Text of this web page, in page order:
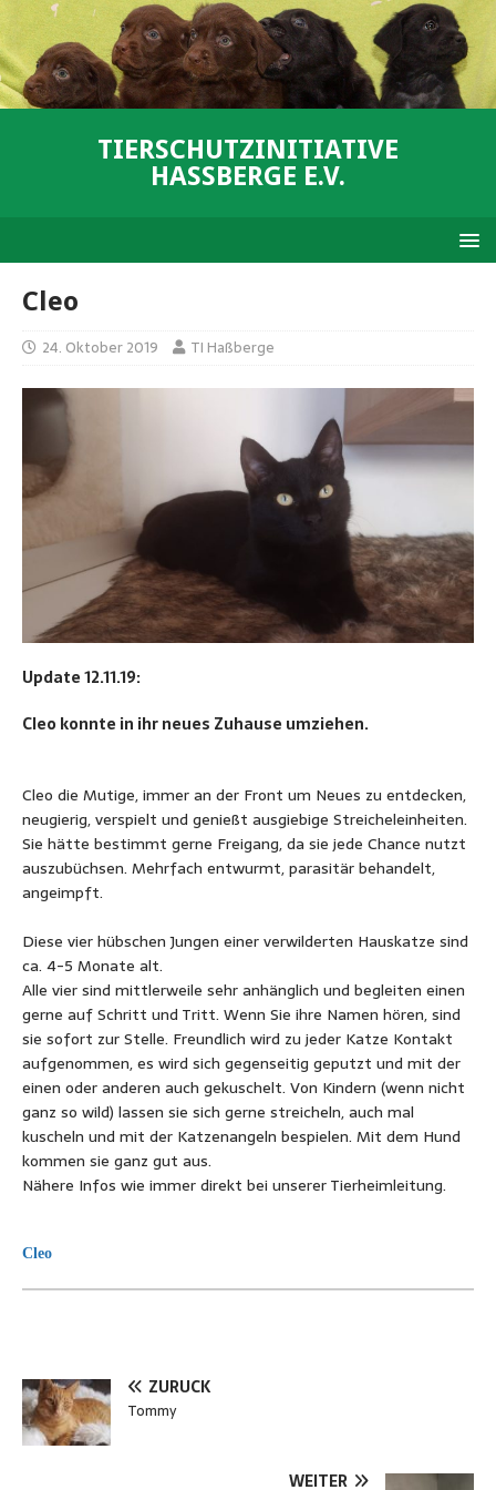
TIERSCHUTZINITIATIVE
HASSBERGE E.V.
Cleo
24. Oktober 2019 TI Haßberge
Update 12.11.19:
Cleo konnte in ihr neues Zuhause umziehen.
Cleo die Mutige, immer an der Front um Neues zu entdecken,
neugierig, verspielt und genießt ausgiebige Streicheleinheiten.
Sie hätte bestimmt gerne Freigang, da sie jede Chance nutzt
auszubüchsen. Mehrfach entwurmt, parasitär behandelt,
angeimpft.
Diese vier hübschen Jungen einer verwilderten Hauskatze sind
ca. 4-5 Monate alt.
Alle vier sind mittlerweile sehr anhänglich und begleiten einen
gerne auf Schritt und Tritt. Wenn Sie ihre Namen hören, sind
sie sofort zur Stelle. Freundlich wird zu jeder Katze Kontakt
aufgenommen, es wird sich gegenseitig geputzt und mit der
einen oder anderen auch gekuschelt. Von Kindern (wenn nicht
ganz so wild) lassen sie sich gerne streicheln, auch mal
kuscheln und mit der Katzenangeln bespielen. Mit dem Hund
kommen sie ganz gut aus.
Nähere Infos wie immer direkt bei unserer Tierheimleitung.
Cleo
ZURÜCK
Tommy
WEITER